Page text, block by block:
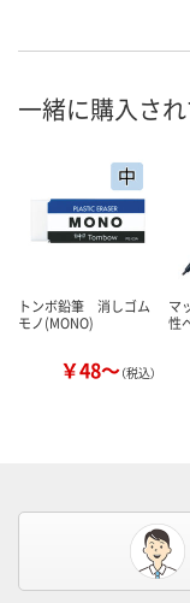
一緒に購入さ
トンボ鉛筆 消しゴム
モノ(MONO)
￥48～（税込）
マ
性